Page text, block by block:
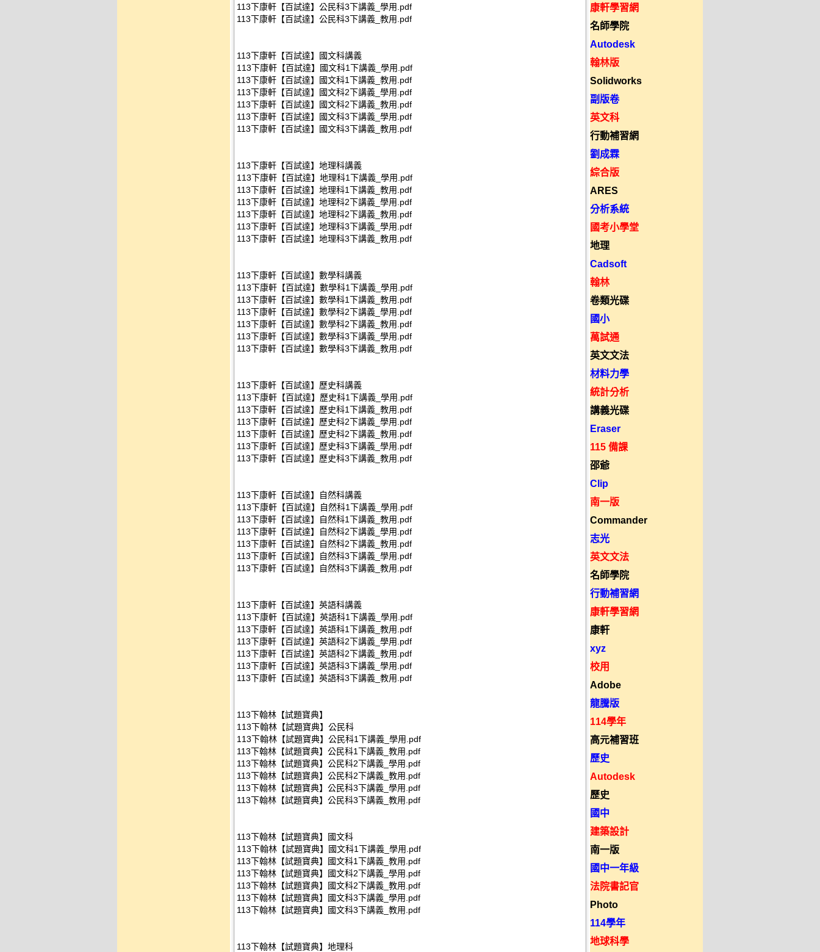
113下康軒【百試達】公民科3下講義_學用.pdf
113下康軒【百試達】公民科3下講義_教用.pdf
113下康軒【百試達】國文科講義
113下康軒【百試達】國文科1下講義_學用.pdf
113下康軒【百試達】國文科1下講義_教用.pdf
113下康軒【百試達】國文科2下講義_學用.pdf
113下康軒【百試達】國文科2下講義_教用.pdf
113下康軒【百試達】國文科3下講義_學用.pdf
113下康軒【百試達】國文科3下講義_教用.pdf
113下康軒【百試達】地理科講義
113下康軒【百試達】地理科1下講義_學用.pdf
113下康軒【百試達】地理科1下講義_教用.pdf
113下康軒【百試達】地理科2下講義_學用.pdf
113下康軒【百試達】地理科2下講義_教用.pdf
113下康軒【百試達】地理科3下講義_學用.pdf
113下康軒【百試達】地理科3下講義_教用.pdf
113下康軒【百試達】數學科講義
113下康軒【百試達】數學科1下講義_學用.pdf
113下康軒【百試達】數學科1下講義_教用.pdf
113下康軒【百試達】數學科2下講義_學用.pdf
113下康軒【百試達】數學科2下講義_教用.pdf
113下康軒【百試達】數學科3下講義_學用.pdf
113下康軒【百試達】數學科3下講義_教用.pdf
113下康軒【百試達】歷史科講義
113下康軒【百試達】歷史科1下講義_學用.pdf
113下康軒【百試達】歷史科1下講義_教用.pdf
113下康軒【百試達】歷史科2下講義_學用.pdf
113下康軒【百試達】歷史科2下講義_教用.pdf
113下康軒【百試達】歷史科3下講義_學用.pdf
113下康軒【百試達】歷史科3下講義_教用.pdf
113下康軒【百試達】自然科講義
113下康軒【百試達】自然科1下講義_學用.pdf
113下康軒【百試達】自然科1下講義_教用.pdf
113下康軒【百試達】自然科2下講義_學用.pdf
113下康軒【百試達】自然科2下講義_教用.pdf
113下康軒【百試達】自然科3下講義_學用.pdf
113下康軒【百試達】自然科3下講義_教用.pdf
113下康軒【百試達】英語科講義
113下康軒【百試達】英語科1下講義_學用.pdf
113下康軒【百試達】英語科1下講義_教用.pdf
113下康軒【百試達】英語科2下講義_學用.pdf
113下康軒【百試達】英語科2下講義_教用.pdf
113下康軒【百試達】英語科3下講義_學用.pdf
113下康軒【百試達】英語科3下講義_教用.pdf
113下翰林【試題寶典】
113下翰林【試題寶典】公民科
113下翰林【試題寶典】公民科1下講義_學用.pdf
113下翰林【試題寶典】公民科1下講義_教用.pdf
113下翰林【試題寶典】公民科2下講義_學用.pdf
113下翰林【試題寶典】公民科2下講義_教用.pdf
113下翰林【試題寶典】公民科3下講義_學用.pdf
113下翰林【試題寶典】公民科3下講義_教用.pdf
113下翰林【試題寶典】國文科
113下翰林【試題寶典】國文科1下講義_學用.pdf
113下翰林【試題寶典】國文科1下講義_教用.pdf
113下翰林【試題寶典】國文科2下講義_學用.pdf
113下翰林【試題寶典】國文科2下講義_教用.pdf
113下翰林【試題寶典】國文科3下講義_學用.pdf
113下翰林【試題寶典】國文科3下講義_教用.pdf
113下翰林【試題寶典】地理科
康軒學習網
名師學院
Autodesk
翰林版
Solidworks
副版卷
英文科
行動補習網
劉成霖
綜合版
ARES
分析系統
國考小學堂
地理
Cadsoft
翰林
卷類光碟
國小
萬試通
英文文法
材料力學
統計分析
講義光碟
Eraser
115 備課
邵爺
Clip
南一版
Commander
志光
英文文法
名師學院
行動補習網
康軒學習網
康軒
xyz
校用
Adobe
龍騰版
114學年
高元補習班
歷史
Autodesk
歷史
國中
建築設計
南一版
國中一年級
法院書記官
Photo
114學年
地球科學